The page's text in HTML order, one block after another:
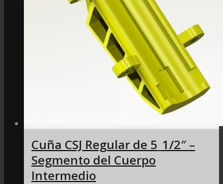
Cuña CSJ Regular de 5_1/2″ –
Segmento del Cuerpo
Intermedio